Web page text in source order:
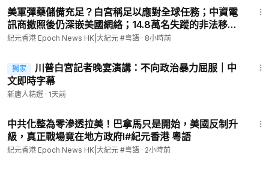
【不忘初衷 延續真相】
實體報已恢復逢星期五出版！
📍 親臨書報攤🗞️購買實體報
💎成為會員 📧訂閱電子報
https://hk.epochtimes.com/subscribe
---------
✅ 請訂閱我們的Patreon：https://www.patreon.com/epochtim
eshk
#Timeloghk
美軍彈藥儲備充足？白宮稱足以應對全球任務；中資電
訊商撤照後仍深嵌美國網絡；14.8萬名失蹤的非法移民
兒童被特朗普政府找到；AI自動生成假身份，欺騙真人
紀元香港 Epoch News HK|大紀元 #粵語 · 8小時前
獨家
川普白宮記者晚宴演講：不向政治暴力屈服｜中
文即時字幕
新唐人精選 · 1天前
中共化整為零滲透拉美！巴拿馬只是開始，美國反制升
級，真正戰場竟在地方政府l#紀元香港 粵語
紀元香港 Epoch News HK|大紀元 #粵語 · 2小時前